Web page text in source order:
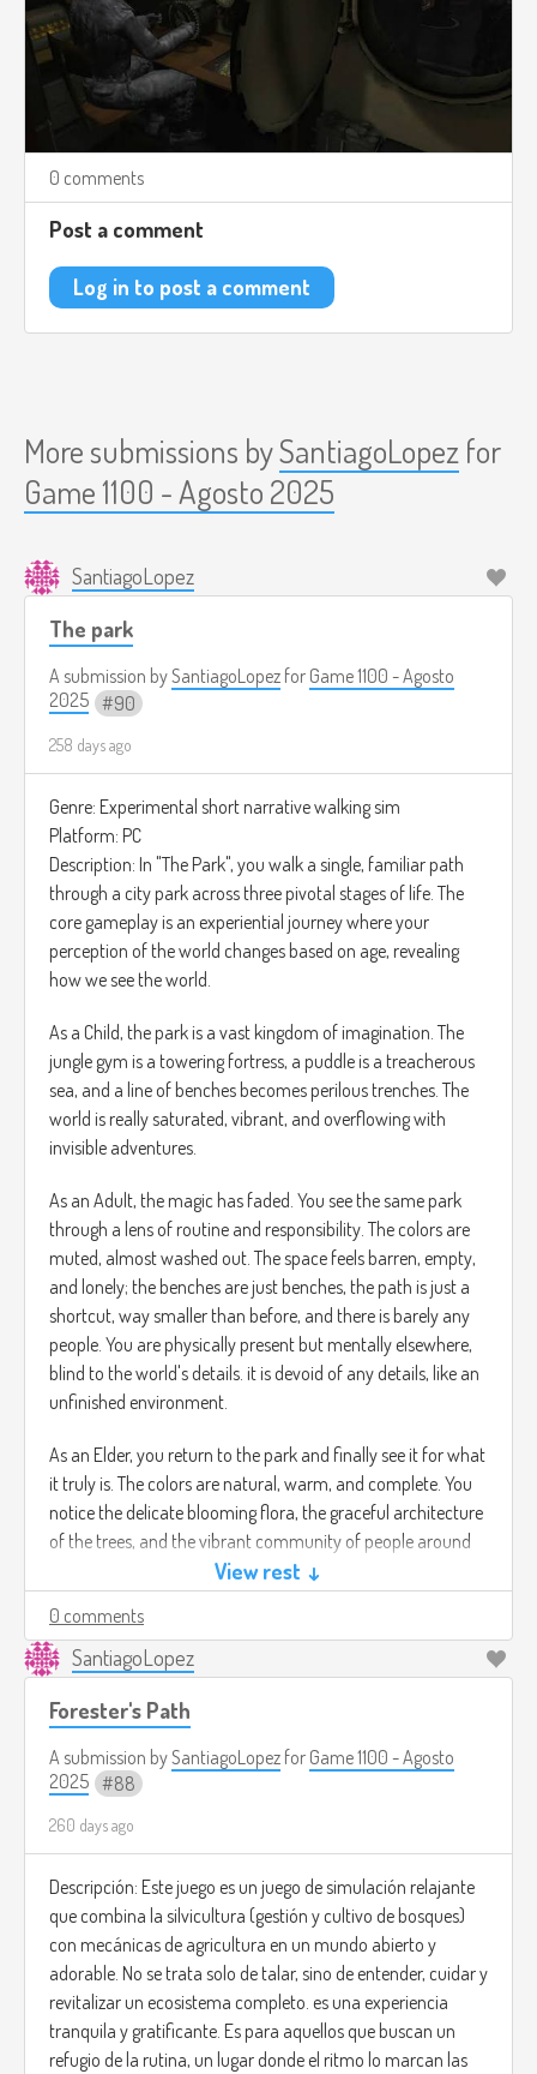
0 comments
Post a comment
Log in to post a comment
More submissions bySantiagoLopez for
Game 1100 - Agosto 2025
SantiagoLopez
The park
A submission bySantiagoLopez for Game 1100 - Agosto
2025
90
258 days ago
Genre: Experimental short narrative walking sim
Platform: PC
Description: In "The Park", you walk a single, familiar path
through a city park across three pivotal stages of life. The
core gameplay is an experiential journey where your
perception of the world changes based on age, revealing
how we see the world.
As a Child, the park is a vast kingdom of imagination. The
jungle gym is a towering fortress, a puddle is a treacherous
sea, and a line of benches becomes perilous trenches. The
world is really saturated, vibrant, and overflowing with
invisible adventures.
As an Adult, the magic has faded. You see the same park
through a lens of routine and responsibility. The colors are
muted, almost washed out. The space feels barren, empty,
and lonely; the benches are just benches, the path is just a
shortcut, way smaller than before, and there is barely any
people. You are physically present but mentally elsewhere,
blind to the world's details. it is devoid of any details, like an
unfinished environment.
As an Elder, you return to the park and finally see it for what
it truly is. The colors are natural, warm, and complete. You
notice the delicate blooming flora, the graceful architecture
of the trees, and the vibrant community of people around
you. The vibe is one of peaceful acceptance and wholeness,
finding profound beauty in the simple, trivial details you
once overlooked.
View rest ↓
0 comments
SantiagoLopez
Forester's Path
A submission bySantiagoLopez for Game 1100 - Agosto
2025
88
260 days ago
Descripción: Este juego es un juego de simulación relajante
que combina la silvicultura (gestión y cultivo de bosques)
con mecánicas de agricultura en un mundo abierto y
adorable. No se trata solo de talar, sino de entender, cuidar y
revitalizar un ecosistema completo. es una experiencia
tranquila y gratificante. Es para aquellos que buscan un
refugio de la rutina, un lugar donde el ritmo lo marcan las